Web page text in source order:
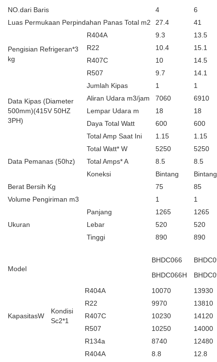
NO.dari Baris
4
6
Luas Permukaan Perpindahan Panas Total m2
27.4 41
Pengisian Refrigeran*3
kg
R404A 9.3
13.5
R22
10.4
15.1
R407C
10
14.5
R507
9.7 14.1
Data Kipas (Diameter
500mm)(415V 50HZ
3PH)
Jumlah Kipas 1
1
Aliran Udara m3/jam
7060
6910
Lempar Udara m
18
18
Daya Total Watt
600
600
Total Amp Saat Ini
1.15 1.15
Data Pemanas (50hz)
Total Watt* W 5250
5250
Total Amps* A
8.5
8.5
Koneksi
Bintang
Bintang
Berat Bersih Kg
75
85
Volume Pengiriman m3
1 1
Ukuran
Panjang 1265
1265
Lebar
520
520
Tinggi
890 890
Model
BHDC066
BHDC066H
KapasitasW
Kondisi
Sc2*1
R404A 10070
13930
R22
9970
13810
R407C
10230
14120
R507
10250
14000
R134a
8740 12480
R404A 8.8
12.8